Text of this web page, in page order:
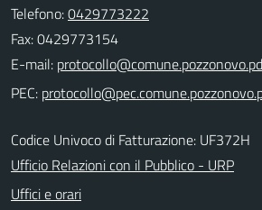
Telefono:0429773222
Fax: 0429773154
E-mail:
PEC:
Codice Univoco di Fatturazione: UF372H
Ufficio Relazioni con il Pubblico - URP
Uffici e orari